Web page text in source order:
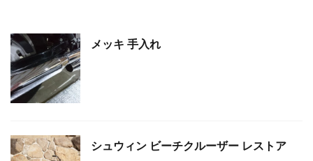
メッキ 手入れ
シュウィン ビーチクルーザー レストア